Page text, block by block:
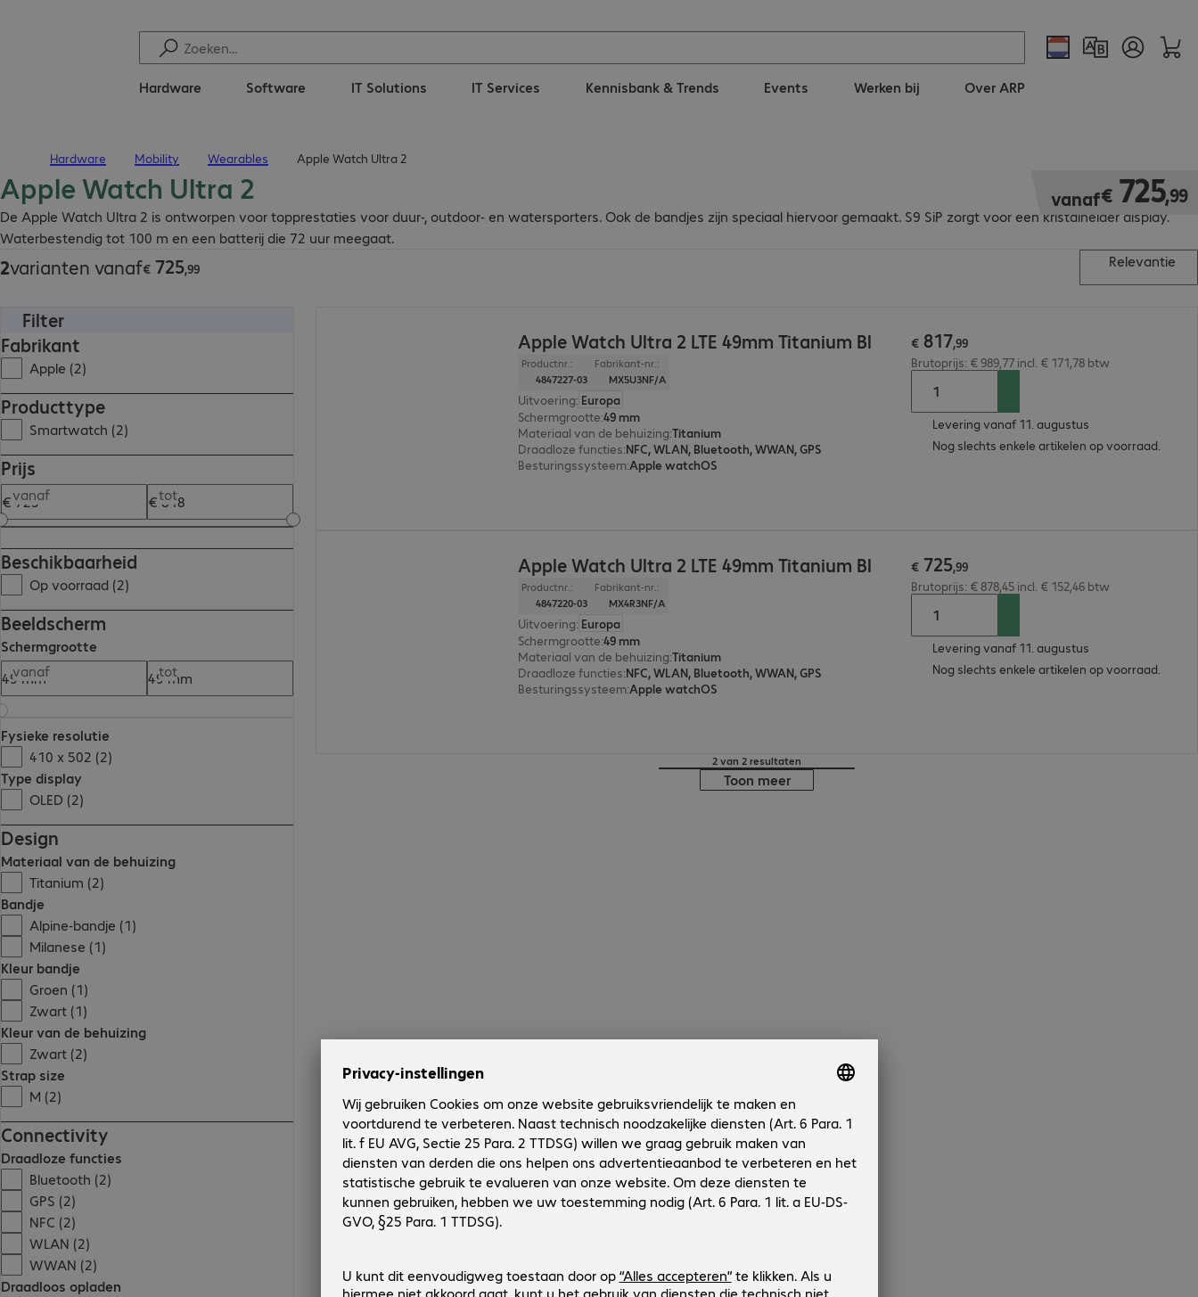
Hardware Software IT Solutions IT Services Kennisbank & Trends Events Werken bij Over ARP
Hardware Mobility Wearables Apple Watch Ultra 2
Apple Watch Ultra 2
De Apple Watch Ultra 2 is ontworpen voor topprestaties voor duur-, outdoor- en watersporters. Ook de bandjes zijn speciaal hiervoor gemaakt. S9 SiP zorgt voor een kristalhelder display.
Waterbestendig tot 100 m en een batterij die 72 uur meegaat.
vanaf€ 725,99
€ 725,99
2varianten vanaf€ 725,99
€ 725,99
Relevantie
Filter
Fabrikant
Apple (2)
Producttype
Smartwatch (2)
Prijs
vanaf tot
Beschikbaarheid
Op voorraad (2)
Beeldscherm
Schermgrootte
vanaf
tot
Fysieke resolutie
410 x 502 (2)
Type display
OLED (2)
Design
Materiaal van de behuizing
Titanium (2)
Bandje
Alpine-bandje (1)
Milanese (1)
Kleur bandje
Groen (1)
Zwart (1)
Kleur van de behuizing
Zwart (2)
Strap size
M (2)
Connectivity
Draadloze functies
Bluetooth (2)
GPS (2)
NFC (2)
WLAN (2)
WWAN (2)
Draadloos opladen
Apple Watch Ultra 2 LTE 49mm Titanium Bl
Productnr.:
4847227-03
Fabrikant-nr.:
MX5U3NF/A
Uitvoering: Europa
Schermgrootte:49 mm
Materiaal van de behuizing:Titanium
Draadloze functies:NFC, WLAN, Bluetooth, WWAN, GPS
Besturingssysteem:Apple watchOS
€ 817,99
Brutoprijs: € 989,77 incl. € 171,78 btw
Levering vanaf 11. augustus
Nog slechts enkele artikelen op voorraad.
Apple Watch Ultra 2 LTE 49mm Titanium Bl
Productnr.:
4847220-03
Fabrikant-nr.:
MX4R3NF/A
Uitvoering: Europa
Schermgrootte:49 mm
Materiaal van de behuizing:Titanium
Draadloze functies:NFC, WLAN, Bluetooth, WWAN, GPS
Besturingssysteem:Apple watchOS
€ 725,99
Brutoprijs: € 878,45 incl. € 152,46 btw
Levering vanaf 11. augustus
Nog slechts enkele artikelen op voorraad.
2 van 2 resultaten
Toon meer